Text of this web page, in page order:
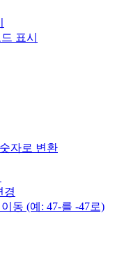
표시
자로 변환
경
동 (예: 47-를 -47로)